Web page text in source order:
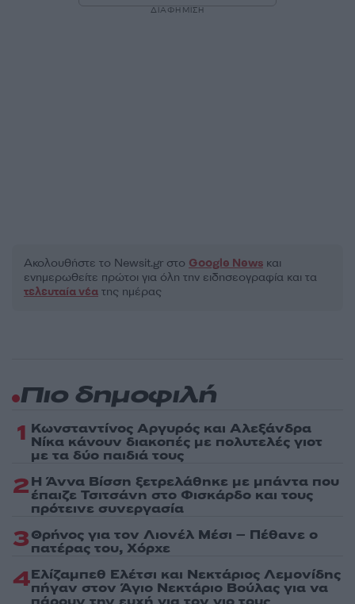
ΔΙΑΦΗΜΙΣΗ
Ακολουθήστε το Νewsit.gr στο Google News και
ενημερωθείτε πρώτοι για όλη την ειδησεογραφία και τα
τελευταία νέα της ημέρας
Πιο δημοφιλή
1 Κωνσταντίνος Αργυρός και Αλεξάνδρα
Νίκα κάνουν διακοπές με πολυτελές γιοτ
με τα δύο παιδιά τους
2Η Άννα Βίσση ξετρελάθηκε με μπάντα που
έπαιζε Τσιτσάνη στο Φισκάρδο και τους
πρότεινε συνεργασία
3Θρήνος για τον Λιονέλ Μέσι – Πέθανε ο
πατέρας του, Χόρχε
4Ελίζαμπεθ Ελέτσι και Νεκτάριος Λεμονίδης
πήγαν στον Άγιο Νεκτάριο Βούλας για να